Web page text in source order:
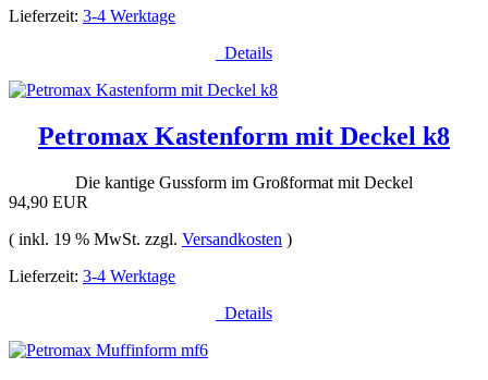
Lieferzeit: 3-4 Werktage
Details
Petromax Kastenform mit Deckel k8
Die kantige Gussform im Großformat mit Deckel
94,90 EUR
( inkl. 19 % MwSt. zzgl. Versandkosten )
Lieferzeit: 3-4 Werktage
Details